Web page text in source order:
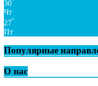
30
Чт
27°
Пт
Популярные
О нас